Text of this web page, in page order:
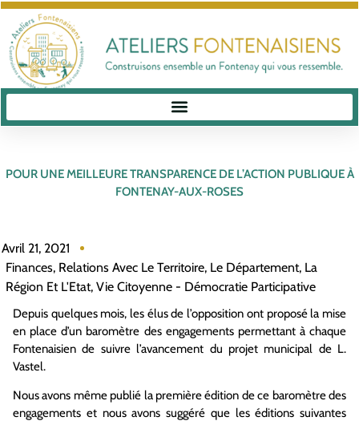
POUR UNE MEILLEURE TRANSPARENCE DE L’ACTION PUBLIQUE À
FONTENAY-AUX-ROSES
Avril 21, 2021
Finances, Relations Avec Le Territoire, Le Département, La
Région Et L'Etat, Vie Citoyenne - Démocratie Participative
Depuis quelques mois, les élus de l’opposition ont proposé la mise
en place d’un baromètre des engagements permettant à chaque
Fontenaisien de suivre l’avancement du projet municipal de L.
Vastel.
Nous avons même publié la première édition de ce baromètre des
engagements et nous avons suggéré que les éditions suivantes